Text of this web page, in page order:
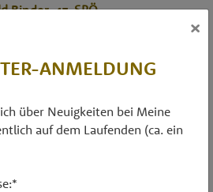
Binder, 47,SPÖ
Präsidentin des
Landtags
von Vorarlberg
×
ANMELDUNG
über Neuigkeiten bei Meine
auf dem Laufenden (ca. ein